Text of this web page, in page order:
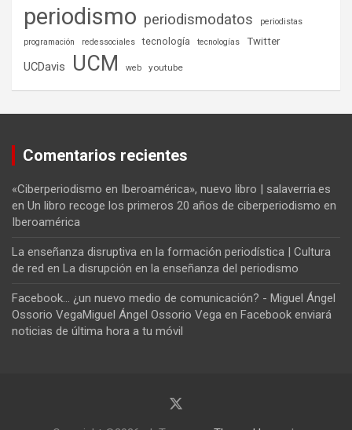
periodismo periodismodatos
periodistas
programación
redessociales tecnología tecnologías Twitter
UCDavis UCM web youtube
Comentarios recientes
«Ciberperiodismo en Iberoamérica», nuevo libro | salaverria.es
en Un libro recoge los primeros 20 años de ciberperiodismo en
Iberoamérica
La enseñanza disruptiva en la formación periodística | Cultura
de red en La disrupción en la enseñanza del periodismo
Facebook... ¿un nuevo medio de comunicación? - Miguel Ángel
Ossorio VegaMiguel Ángel Ossorio Vega en Facebook enviará
noticias de última hora a tu móvil